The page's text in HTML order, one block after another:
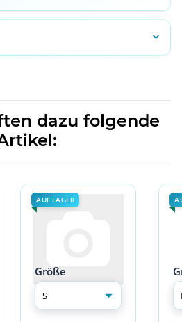
dazu folgende
AUF LAGER
Größe